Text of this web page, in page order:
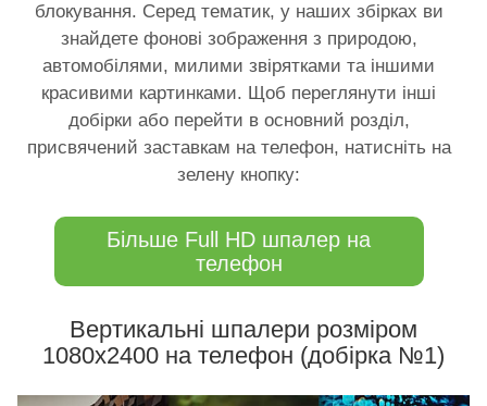
блокування. Серед тематик, у наших збірках ви
знайдете фонові зображення з природою,
автомобілями, милими звірятками та іншими
красивими картинками. Щоб переглянути інші
добірки або перейти в основний розділ,
присвячений заставкам на телефон, натисніть на
зелену кнопку:
Більше Full HD шпалер на
телефон
Вертикальні шпалери розміром
1080х2400 на телефон (добірка №1)